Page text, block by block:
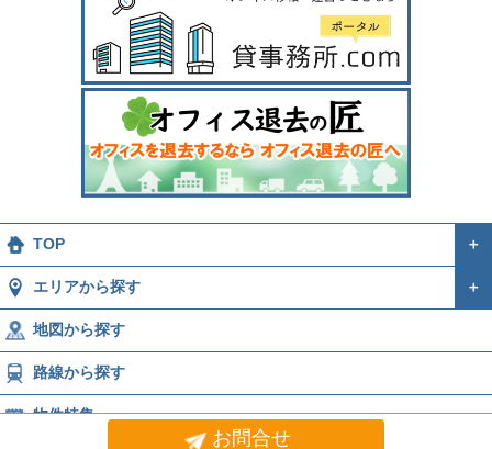
お問合せ
TOP ＋
エリアから探す ＋
地図から探す
路線から探す
物件特集